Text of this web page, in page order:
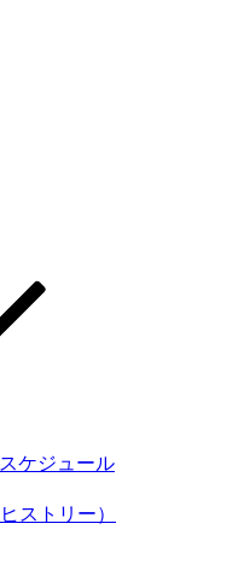
ケジュール
ストリー）